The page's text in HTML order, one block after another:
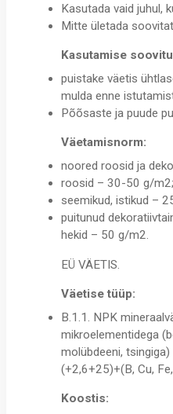
Kasutada vaid juhul,
Mitte ületada
Kasutamise
puistake väetis
mulda enne
Põõsaste ja puude
Väetamisnorm:
noored roosid ja
roosid – 30-50 g/m2;
seemikud, istikud –
puitunud
hekid – 50 g/m2.
EÜ VÄETIS.
Väetise tüüp:
B.1.1. NPK
mikroelementidega
molübdeeni,
(+2,6+25)+(B, Cu,
Koostis: